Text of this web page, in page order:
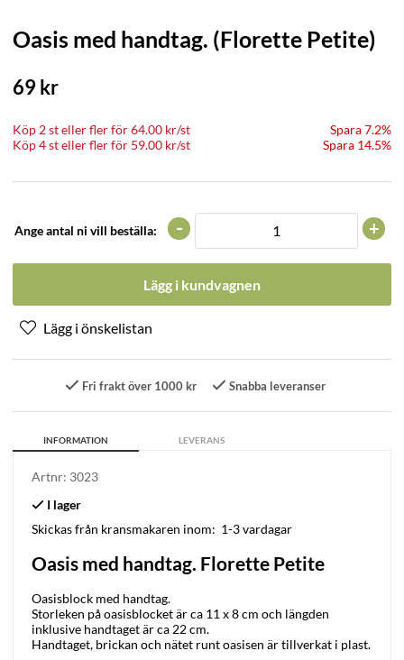
Oasis med handtag. (Florette Petite)
69kr
Köp 2 steller fler för64.00 kr/st
Spara 7.2%
Köp4 steller fler för 59.00 kr/st Spara 14.5%
Ange antal ni vill beställa: +
-
Lägg i kundvagnen
Fri frakt över 1000 kr Snabba leveranser
INFORMATION LEVERANS
Artnr: 3023
Skickas från kransmakaren inom: 1-3 vardagar
Oasis med handtag. Florette Petite
Oasisblock med handtag.
Storleken på oasisblocket är ca 11 x 8 cm och längden
inklusive handtaget är ca 22 cm.
Handtaget, brickan och nätet runt oasisen är tillverkat i plast.